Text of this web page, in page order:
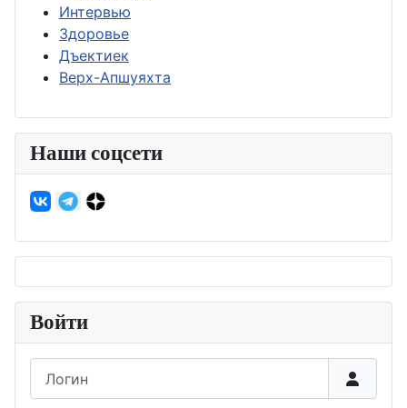
Интервью
Здоровье
Дъектиек
Верх-Апшуяхта
Наши соцсети
Войти